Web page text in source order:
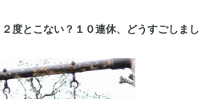
度とこない？１０連休、どうすごしまし